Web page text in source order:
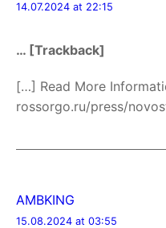
14.07.2024 at 22:15
… [Trackback]
[…] Read More
rossorgo.ru/press/
AMBKING
15.08.2024 at 03:55